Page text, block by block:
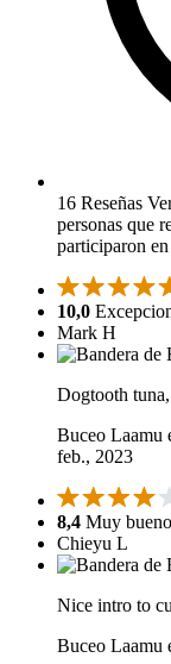
16 Reseñas
personas que
participaron
10,0
Mark H
Dogtooth
Buceo Laamu
feb., 2023
8,4 Muy bueno
Chieyu L
Nice intro to
Buceo Laamu